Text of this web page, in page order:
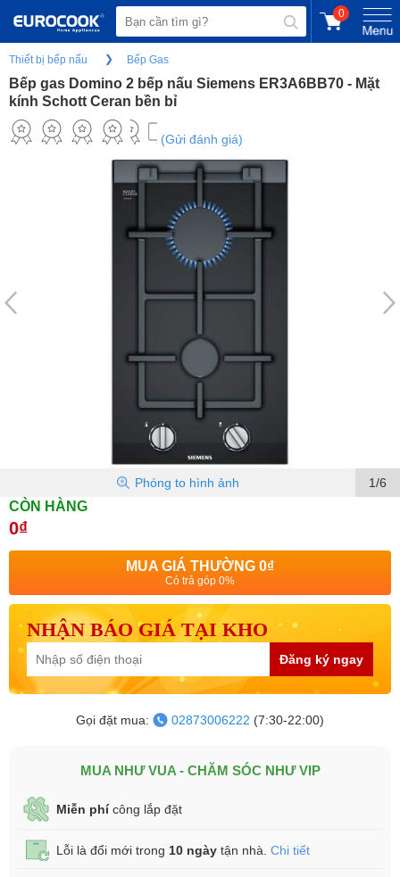
0
Thiết bị bếp nấu Bếp Gas
Bếp gas Domino 2 bếp nấu Siemens ER3A6BB70 - Mặt
kính Schott Ceran bền bỉ
(Gửi đánh giá)
1/6
Phóng to hình ảnh
CÒN HÀNG
0₫
MUA GIÁ THƯỜNG 0₫
Có trả góp 0%
NHẬN BÁO GIÁ TẠI KHO
Đăng ký ngay
Gọi đặt mua: 02873006222 (7:30-22:00)
MUA NHƯ VUA - CHĂM SÓC NHƯ VIP
Miễn phícông lắp đặt
Lỗi là đổi mới trong 10 ngày tận nhà. Chi tiết